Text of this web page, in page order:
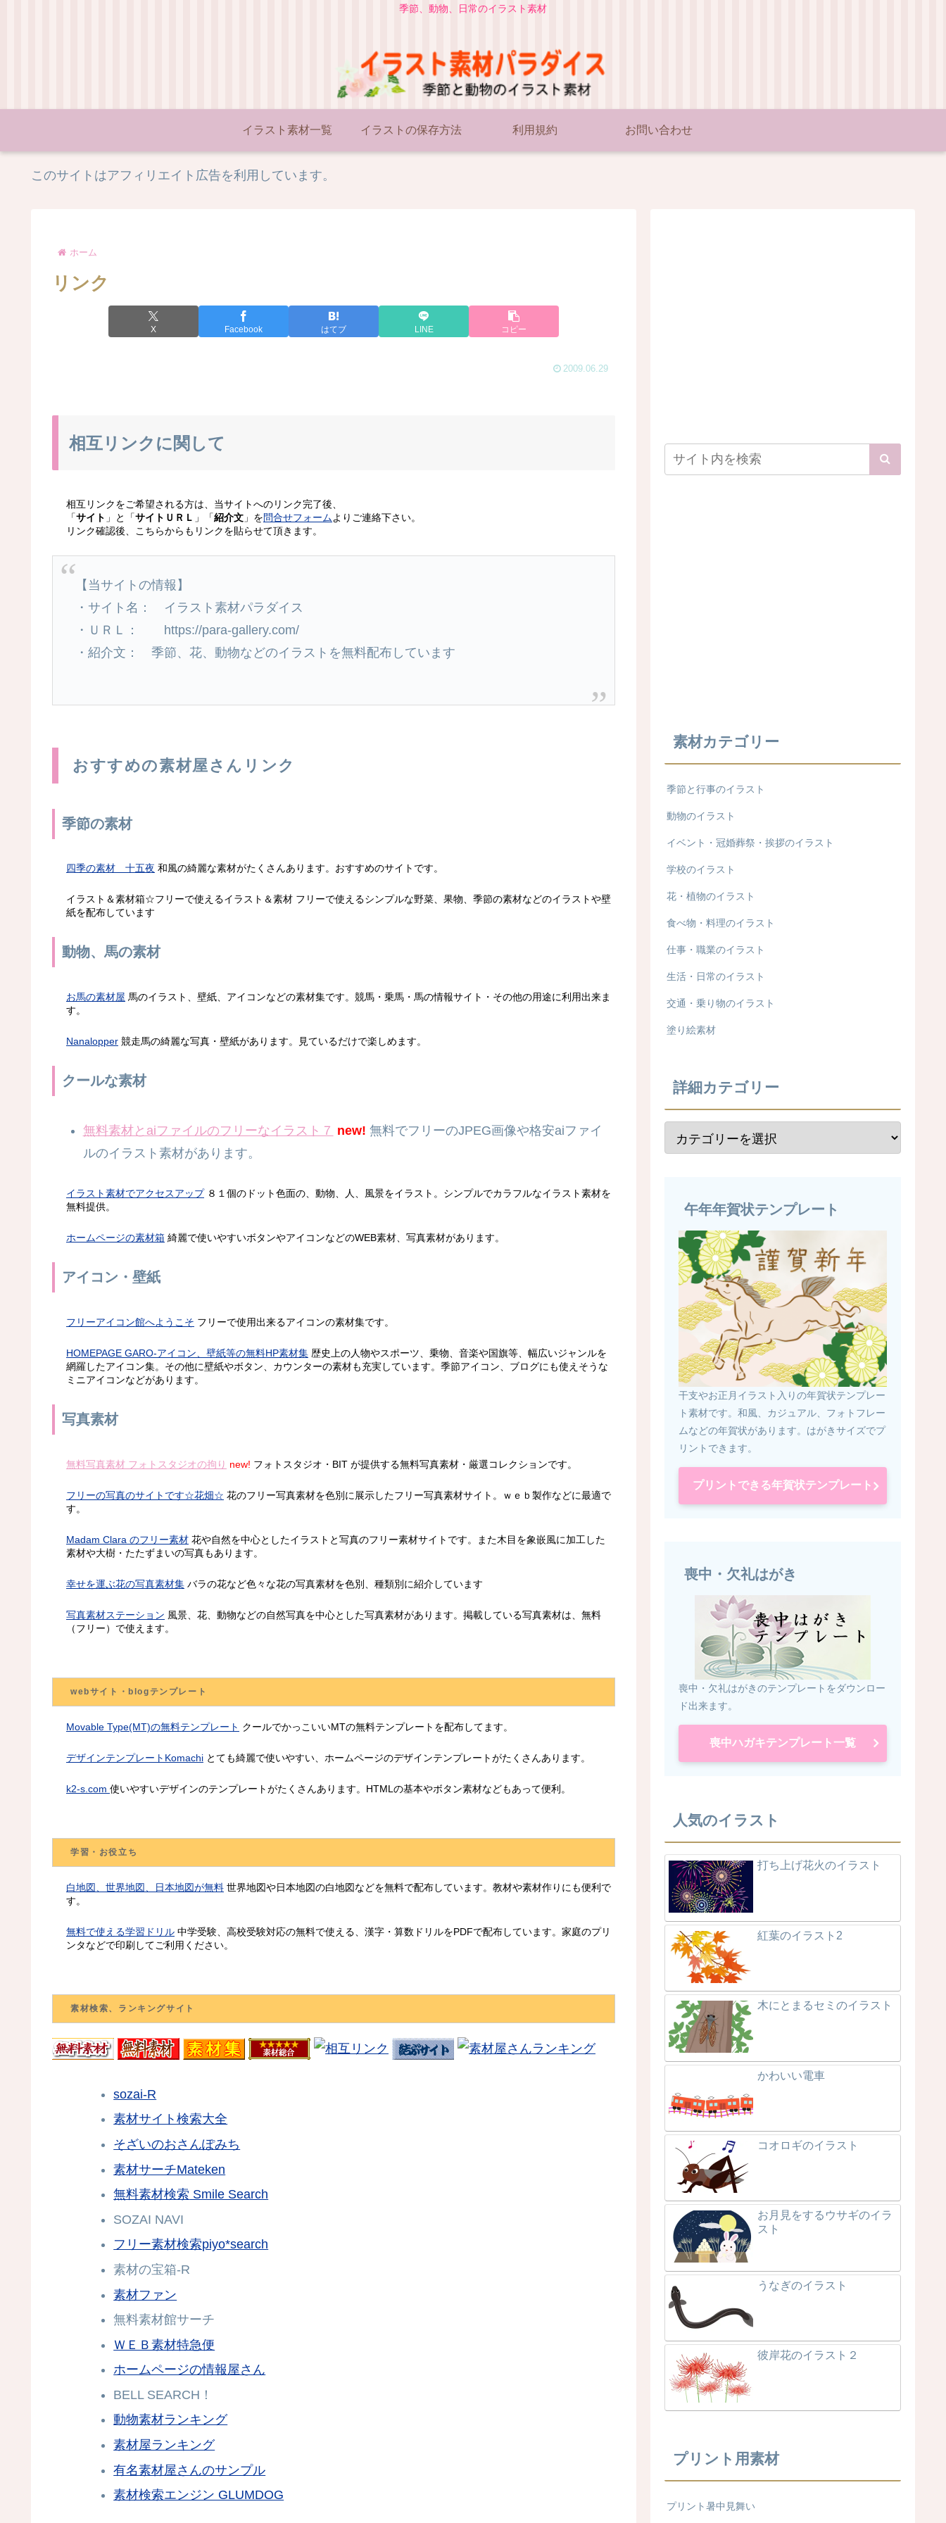
季節、動物、日常のイラスト素材
イラスト素材一覧 イラストの保存方法 利用規約 お問い合わせ
このサイトはアフィリエイト広告を利用しています。
ホーム
リンク
X Facebook はてブ LINE コピー
2009.06.29
相互リンクに関して
相互リンクをご希望される方は、当サイトへのリンク完了後、
「サイト 」と「サイトＵＲＬ 」「紹介文 」を問合せフォームよりご連絡下さい。
リンク確認後、こちらからもリンクを貼らせて頂きます。
【当サイトの情報】
・サイト名： イラスト素材パラダイス
・ＵＲＬ： https://para-gallery.com/
・紹介文： 季節、花、動物などのイラストを無料配布しています
おすすめの素材屋さんリンク
季節の素材
四季の素材 十五夜 和風の綺麗な素材がたくさんあります。おすすめのサイトです。
イラスト＆素材箱☆フリーで使えるイラスト＆素材 フリーで使えるシンプルな野菜、果物、季節の素材などのイラストや壁
紙を配布しています
動物、馬の素材
お馬の素材屋 馬のイラスト、壁紙、アイコンなどの素材集です。競馬・乗馬・馬の情報サイト・その他の用途に利用出来ま
す。
Nanalopper 競走馬の綺麗な写真・壁紙があります。見ているだけで楽しめます。
クールな素材
無料素材とaiファイルのフリーなイラスト７ new! 無料でフリーのJPEG画像や格安aiファイ
ルのイラスト素材があります。
イラスト素材でアクセスアップ８１個のドット色面の、動物、人、風景をイラスト。シンプルでカラフルなイラスト素材を
無料提供。
ホームページの素材箱 綺麗で使いやすいボタンやアイコンなどのWEB素材、写真素材があります。
アイコン・壁紙
フリーアイコン館へようこそ フリーで使用出来るアイコンの素材集です。
HOMEPAGE GARO-アイコン、壁紙等の無料HP素材集 歴史上の人物やスポーツ、乗物、音楽や国旗等、幅広いジャンルを
網羅したアイコン集。その他に壁紙やボタン、カウンターの素材も充実しています。季節アイコン、ブログにも使えそうな
ミニアイコンなどがあります。
写真素材
無料写真素材 フォトスタジオの拘り new! フォトスタジオ・BIT が提供する無料写真素材・厳選コレクションです。
フリーの写真のサイトです☆花畑☆ 花のフリー写真素材を色別に展示したフリー写真素材サイト。ｗｅｂ製作などに最適で
す。
Madam Clara のフリー素材 花や自然を中心としたイラストと写真のフリー素材サイトです。また木目を象嵌風に加工した
素材や大樹・たたずまいの写真もあります。
幸せを運ぶ花の写真素材集 バラの花など色々な花の写真素材を色別、種類別に紹介しています
写真素材ステーション 風景、花、動物などの自然写真を中心とした写真素材があります。掲載している写真素材は、無料
（フリー）で使えます。
webサイト・blogテンプレート
Movable Type(MT)の無料テンプレート クールでかっこいいMTの無料テンプレートを配布してます。
デザインテンプレートKomachi とても綺麗で使いやすい、ホームページのデザインテンプレートがたくさんあります。
k2-s.com 使いやすいデザインのテンプレートがたくさんあります。HTMLの基本やボタン素材などもあって便利。
学習・お役立ち
白地図、世界地図、日本地図が無料 世界地図や日本地図の白地図などを無料で配布しています。教材や素材作りにも便利で
す。
無料で使える学習ドリル 中学受験、高校受験対応の無料で使える、漢字・算数ドリルをPDFで配布しています。家庭のプリ
ンタなどで印刷してご利用ください。
素材検索、ランキングサイト
sozai-R
素材サイト検索大全
そざいのおさんぽみち
素材サーチMateken
無料素材検索 Smile Search
SOZAI NAVI
フリー素材検索piyo*search
素材の宝箱-R
素材ファン
無料素材館サーチ
ＷＥＢ素材特急便
ホームページの情報屋さん
BELL SEARCH！
動物素材ランキング
素材屋ランキング
有名素材屋さんのサンプル
素材検索エンジン GLUMDOG
素材カテゴリー
季節と行事のイラスト
動物のイラスト
イベント・冠婚葬祭・挨拶のイラスト
学校のイラスト
花・植物のイラスト
食べ物・料理のイラスト
仕事・職業のイラスト
生活・日常のイラスト
交通・乗り物のイラスト
塗り絵素材
詳細カテゴリー
午年年賀状テンプレート
干支やお正月イラスト入りの年賀状テンプレー
ト素材です。和風、カジュアル、フォトフレー
ムなどの年賀状があります。はがきサイズでプ
リントできます。
プリントできる年賀状テンプレート
喪中・欠礼はがき
喪中・欠礼はがきのテンプレートをダウンロー
ド出来ます。
喪中ハガキテンプレート一覧
人気のイラスト
打ち上げ花火のイラスト
紅葉のイラスト2
木にとまるセミのイラスト
かわいい電車
コオロギのイラスト
お月見をするウサギのイラ
スト
うなぎのイラスト
彼岸花のイラスト２
プリント用素材
プリント暑中見舞い